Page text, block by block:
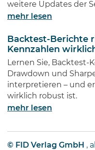
weitere Updates der
mehr lesen
Backtest-Berichte
Kennzahlen
Lernen Sie, Backtest-
Drawdown und
interpretieren – und
wirklich robust ist.
mehr lesen
© FID Verlag GmbH ,